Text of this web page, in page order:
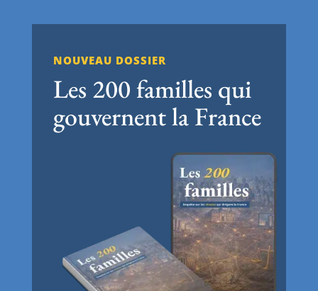
NOUVEAU DOSSIER
Les 200 familles qui
gouvernent la France